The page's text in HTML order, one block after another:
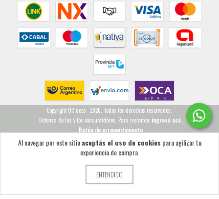
Al navegar por este sitioaceptás el uso de cookies para agilizar tu
experiencia de compra.
ENTENDIDO
Copyright OR deco - 2026. Todos los derechos reservados.
Defensa de las y los consumidores. Para reclamos ingresá acá.
Botón de arrepentimiento